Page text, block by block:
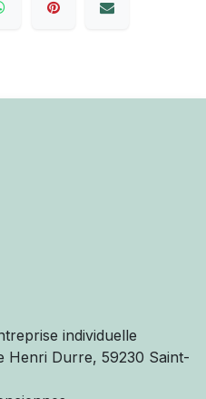
individuelle
Henri Durre, 59230 Saint-